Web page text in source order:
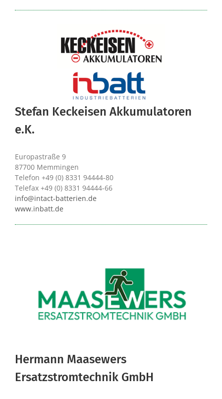
Stefan Keckeisen Akkumulatoren
e.K.
Europastraße 9
87700 Memmingen
Telefon +49 (0) 8331 94444-80
Telefax +49 (0) 8331 94444-66
info@intact-batterien.de
www.inbatt.de
Hermann Maasewers
Ersatzstromtechnik GmbH